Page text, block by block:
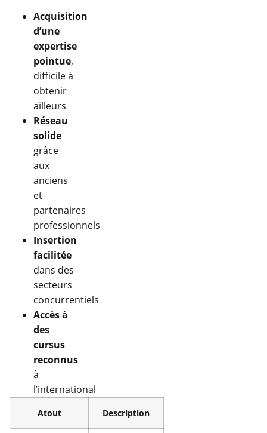
Acquisition
d’une
expertise
pointue,
difficile à
obtenir
ailleurs
Réseau
solide
grâce
aux
anciens
et
partenaires
professionnels
Insertion
facilitée
dans des
secteurs
concurrentiels
Accès à
des
cursus
reconnus
à
l’international
Atout Description